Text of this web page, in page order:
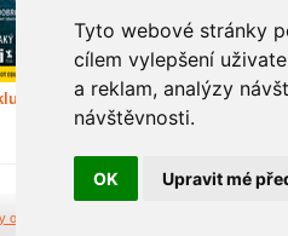
Tyto webové stránky
cílem vylepšení
a reklam, analýzy
návštěvnosti.
OK Upravit mé
světem
Děláme Brno větší
osobních údajů